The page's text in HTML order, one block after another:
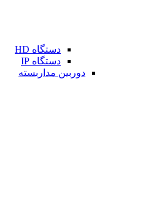
دستگاه HD
دستگاه IP
دوربین مداربسته